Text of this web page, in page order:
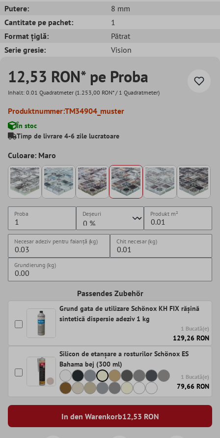
Putere:
8 mm
Cantitate pe pachet:
1
Format țiglă:
Pătrat
Serie gresie:
Vision
12,53 RON* pe Proba
Inhalt: 0.01 Quadratmeter (1.253,00 RON* / 1 Quadratmeter)
Produktnummer:TM34904_muster
În stoc
Timp de livrare 4-6 zile lucratoare
Culoare: Maro
Proba Deșeuri Produkt m²
Necesar adeziv pentru faianță (kg) Chit necesar (kg)
Grundierung (kg)
Passendes Zubehör
Grund gata de utilizare Schönox KH FIX rășină
sintetică dispersie adeziv 1 kg
1 Bucată(e)
129,26 RON
Silicon de etanșare a rosturilor Schönox ES
Bahama bej (300 ml)
1 Bucată(e)
79,66 RON
In den Warenkorb12,53 RON